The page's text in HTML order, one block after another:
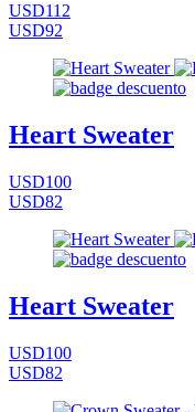
USD112
USD92
Heart Sweater
USD100
USD82
Heart Sweater
USD100
USD82